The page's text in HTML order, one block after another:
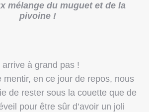
mélange du muguet et de la
pivoine !
à grand pas !
mentir, en ce jour de repos, nous
de rester sous la couette que de
pour être sûr d’avoir un joli